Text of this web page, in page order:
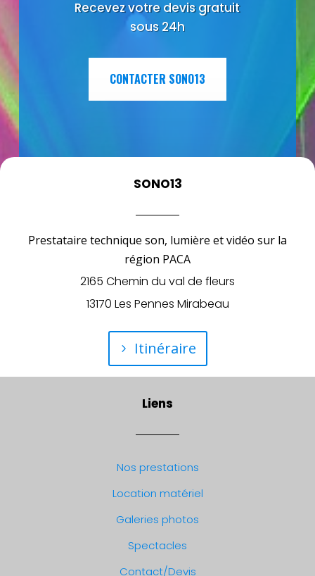
Recevez votre devis gratuit
sous 24h
CONTACTER SONO13
SONO13
Prestataire technique son, lumière et vidéo sur la
région PACA
2165 Chemin du val de fleurs
13170 Les Pennes Mirabeau
Itinéraire
Liens
Nos prestations
Location matériel
Galeries photos
Spectacles
Contact/Devis